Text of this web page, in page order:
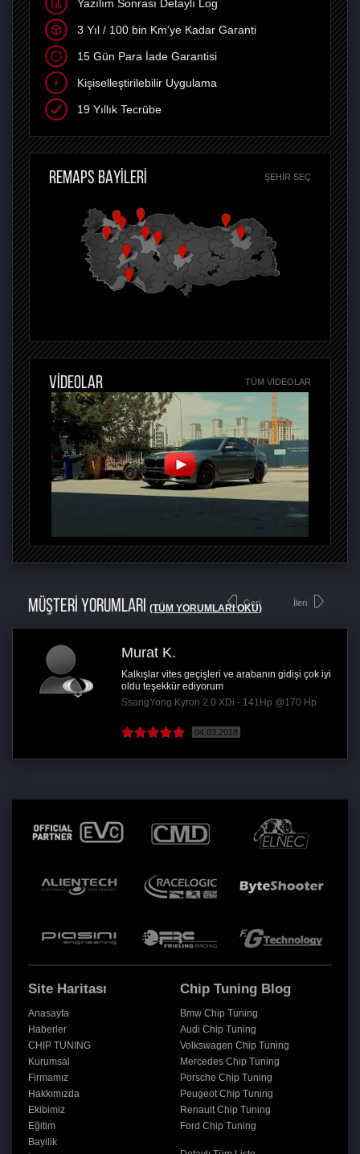
Yazılım Sonrası Detaylı Log
3 Yıl / 100 bin Km'ye Kadar Garanti
15 Gün Para İade Garantisi
Kişiselleştirilebilir Uygulama
19 Yıllık Tecrübe
REMAPS BAYİLERİ ŞEHIR SEÇ
VİDEOLAR TÜM VIDEOLAR
MÜŞTERİ YORUMLARI (TÜM YORUMLARI OKU)
Geri
Murat K.
Kalkışlar vites geçişleri ve arabanın gidişi çok iyi
oldu teşekkür ediyorum
SsangYong Kyron 2.0 XDi - 141Hp @170 Hp
04.03.2018
İleri
Site Haritası
Anasayfa
Haberler
CHIP TUNING
Kurumsal
Firmamız
Hakkımızda
Ekibimiz
Eğitim
Bayilik
Chip Tuning Blog
Bmw Chip Tuning
Audi Chip Tuning
Volkswagen Chip Tuning
Mercedes Chip Tuning
Porsche Chip Tuning
Peugeot Chip Tuning
Renault Chip Tuning
Ford Chip Tuning